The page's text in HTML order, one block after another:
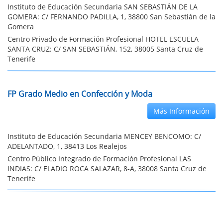
Instituto de Educación Secundaria SAN SEBASTIÁN DE LA
GOMERA: C/ FERNANDO PADILLA, 1, 38800 San Sebastián de la
Gomera
Centro Privado de Formación Profesional HOTEL ESCUELA
SANTA CRUZ: C/ SAN SEBASTIÁN, 152, 38005 Santa Cruz de
Tenerife
FP Grado Medio en Confección y Moda
Más Información
Instituto de Educación Secundaria MENCEY BENCOMO: C/
ADELANTADO, 1, 38413 Los Realejos
Centro Público Integrado de Formación Profesional LAS
INDIAS: C/ ELADIO ROCA SALAZAR, 8-A, 38008 Santa Cruz de
Tenerife